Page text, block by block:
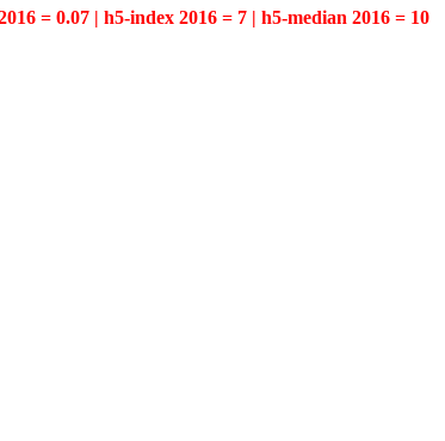
= 0.07 | h5-index 2016 = 7 | h5-median 2016 = 10